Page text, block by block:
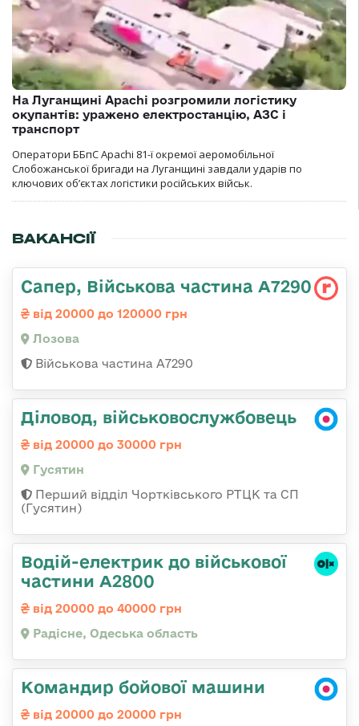
На Луганщині Apachi розгромили логістику
окупантів: уражено електростанцію, АЗС і
транспорт
Оператори ББпС Apachi 81-ї окремої аеромобільної
Слобожанської бригади на Луганщині завдали ударів по
ключових об’єктах логістики російських військ.
ВАКАНСІЇ
Сапер, Військова частина А7290
від 20000 до 120000 грн
Лозова
Військова частина А7290
Діловод, військовослужбовець
від 20000 до 30000 грн
Гусятин
Перший відділ Чортківського РТЦК та СП
(Гусятин)
Водій-електрик до військової
частини А2800
від 20000 до 40000 грн
Радісне, Одеська область
Командир бойової машини
від 20000 до 20000 грн